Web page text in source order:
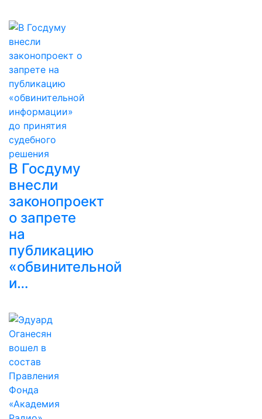
В Госдуму
внесли
законопроект
о запрете
на
публикацию
«обвинительной
и…